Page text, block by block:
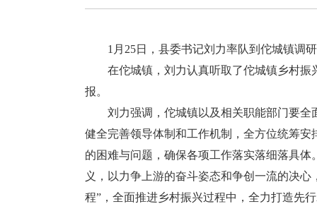
1月25日，县委书记刘力率队到佗城镇调研
在佗城镇，刘力认真听取了佗城镇乡村振
报。
刘力强调，佗城镇以及相关职能部门要全
健全完善领导体制和工作机制，全方位统筹
的困难与问题，确保各项工作落实落细落具
义，以力争上游的奋斗姿态和争创一流的决
程”，全面推进乡村振兴过程中，全力打造先